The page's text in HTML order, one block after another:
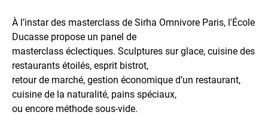
À l’instar des masterclass de Sirha Omnivore Paris, l'École
Ducasse propose un panel de
masterclass éclectiques. Sculptures sur glace, cuisine des
restaurants étoilés, esprit bistrot,
retour de marché, gestion économique d’un restaurant,
cuisine de la naturalité, pains spéciaux,
ou encore méthode sous-vide.